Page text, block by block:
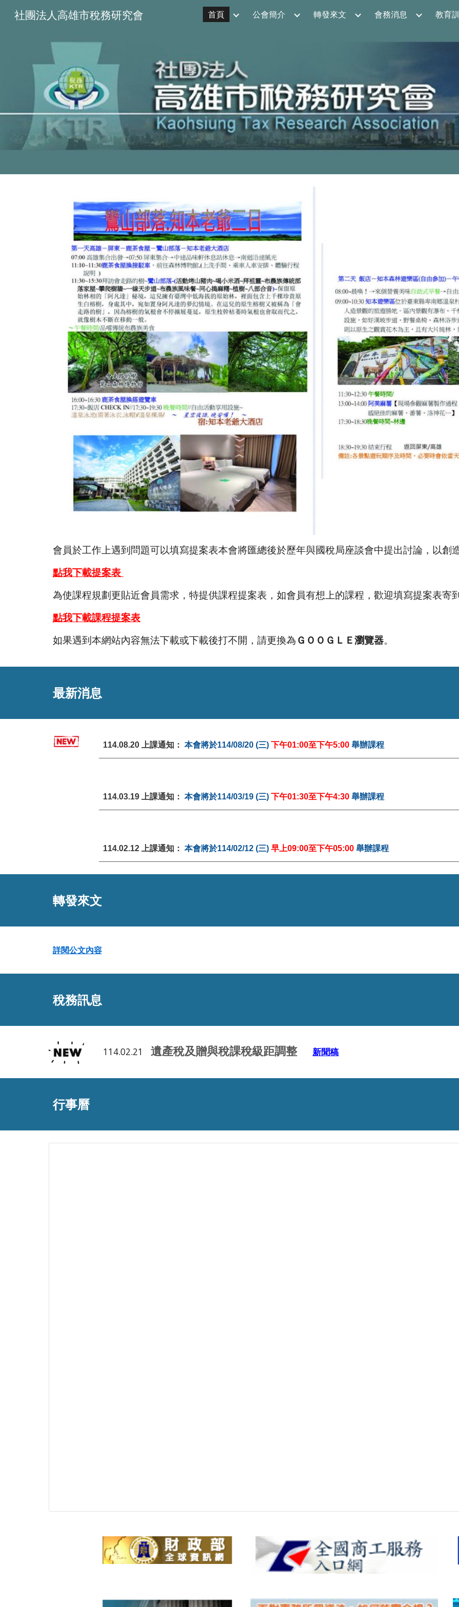
Skip to main content Skip to
社團法人高雄市稅務研究會 首頁 公會簡介 轉發來文 會務消息 教育
會員於工作上遇到問題可以填寫提案表本會將匯總後於歷年與國稅局座談會中提出討論，以創
點我下載提案表
為使課程規劃更貼近會員需求，特提供課程提案表，如會員有想上的課程，歡迎填寫提案表寄
點我下載課程提案表
如果遇到本網站內容無法下載或下載後打不開，請更換為 ＧＯＯＧＬＥ瀏覽器。
最新消息
114.08.20 上課通知： 本會將於114/08/20 (三)下午01:00至下午5:00舉辦課程
114.03.19 上課通知： 本會將於114/03/19 (三)下午01:30至下午4:30舉辦課程
114.02.12 上課通知： 本會將於114/02/12 (三)早上09:00至下午05:00舉辦課程
轉發來文
詳閱公文內容
稅務訊息
114.02.21遺產稅及贈與稅課稅級距調整 新聞稿
行事曆